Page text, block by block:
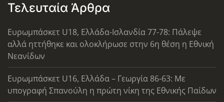
Τελευταία Άρθρα
Ευρωμπάσκετ U18, Ελλάδα-Ισλανδία 77-78: Πάλεψε
αλλά ηττήθηκε και ολοκλήρωσε στην 6η θέση η Εθνική
Νεανίδων
Ευρωμπάσκετ U16, Ελλάδα – Γεωργία 86-63: Με
υπογραφή Σπανούλη η πρώτη νίκη της Εθνικής Παίδων